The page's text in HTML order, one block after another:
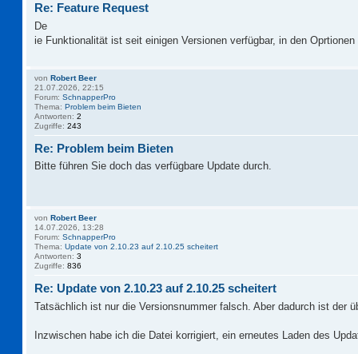
Re: Feature Request
De
ie Funktionalität ist seit einigen Versionen verfügbar, in den
von Robert Beer
21.07.2026, 22:15
Forum: SchnapperPro
Thema: Problem beim Bieten
Antworten: 2
Zugriffe: 243
Re: Problem beim Bieten
Bitte führen Sie doch das verfügbare Update durch.
von Robert Beer
14.07.2026, 13:28
Forum: SchnapperPro
Thema: Update von 2.10.23 auf 2.10.25 scheitert
Antworten: 3
Zugriffe: 836
Re: Update von 2.10.23 auf 2.10.25 scheitert
Tatsächlich ist nur die Versionsnummer falsch. Aber dadurch ist der
Inzwischen habe ich die Datei korrigiert, ein erneutes Laden des